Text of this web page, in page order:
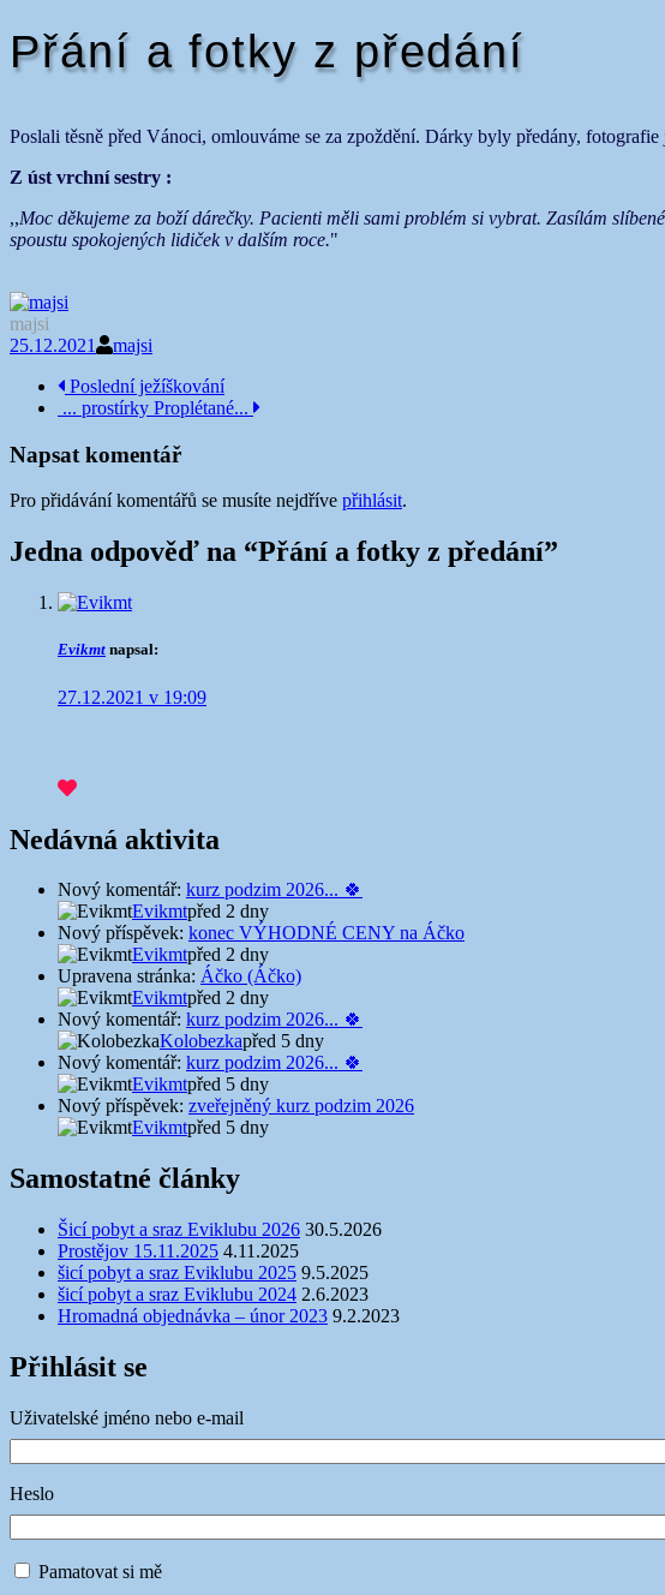
Přání a fotky z předání
Poslali těsně před Vánoci, omlouváme se za zpoždění. Dárky byly předány,
Z úst vrchní sestry :
,,Moc děkujeme za boží dárečky. Pacienti měli sami problém si vybrat. Zasílám
spoustu spokojených lidiček v dalším roce."
majsi
25.12.2021
majsi
Navigace
příspěvku
Poslední ježíškování
... prostírky Proplétané...
Napsat komentář
Pro přidávání komentářů se musíte nejdříve přihlásit.
Jedna odpověď na “Přání a fotky z předání”
Evikmt napsal:
27.12.2021 v 19:09
Nedávná aktivita
Nový komentář: kurz podzim 2026... 🍀
Evikmtpřed 2 dny
Nový příspěvek: konec VÝHODNÉ CENY na Áčko
Evikmtpřed 2 dny
Upravena stránka: Áčko (Áčko)
Evikmtpřed 2 dny
Nový komentář: kurz podzim 2026... 🍀
Kolobezkapřed 5 dny
Nový komentář: kurz podzim 2026... 🍀
Evikmtpřed 5 dny
Nový příspěvek: zveřejněný kurz podzim 2026
Evikmtpřed 5 dny
Samostatné články
Šicí pobyt a sraz Eviklubu 2026 30.5.2026
Prostějov 15.11.2025 4.11.2025
šicí pobyt a sraz Eviklubu 2025 9.5.2025
šicí pobyt a sraz Eviklubu 2024 2.6.2023
Hromadná objednávka – únor 2023 9.2.2023
Přihlásit se
Uživatelské jméno nebo e-mail
Heslo
Pamatovat si mě